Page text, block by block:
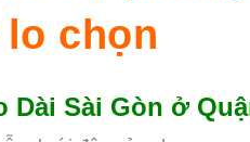
chọn
Dài Sài Gòn ở